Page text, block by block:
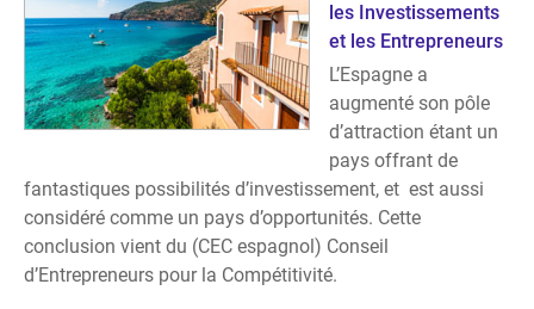
les Investissements
et les Entrepreneurs
L’Espagne a
augmenté son pôle
d’attraction étant un
pays offrant de
fantastiques possibilités d’investissement, et est aussi
considéré comme un pays d’opportunités. Cette
conclusion vient du (CEC espagnol) Conseil
d’Entrepreneurs pour la Compétitivité.